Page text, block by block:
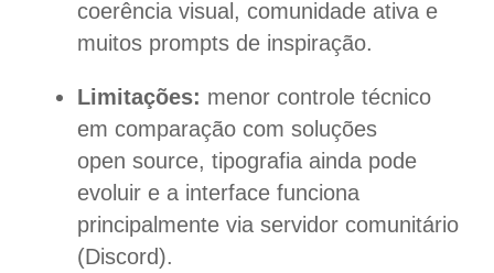
coerência visual, comunidade ativa e
muitos prompts de inspiração.
Limitações: menor controle técnico
em comparação com soluções
open source, tipografia ainda pode
evoluir e a interface funciona
principalmente via servidor comunitário
(Discord).